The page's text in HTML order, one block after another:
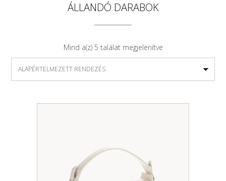
ÁLLANDÓ DARABOK
Mind a(z) 5 találat megjelenítve